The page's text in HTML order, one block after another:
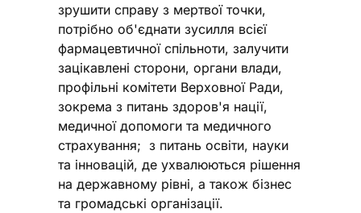
зрушити справу з мертвої точки,
потрібно об'єднати зусилля всієї
фармацевтичної спільноти, залучити
зацікавлені сторони, органи влади,
профільні комітети Верховної Ради,
зокрема з питань здоров'я нації,
медичної допомоги та медичного
страхування; з питань освіти, науки
та інновацій, де ухвалюються рішення
на державному рівні, а також бізнес
та громадські організації.